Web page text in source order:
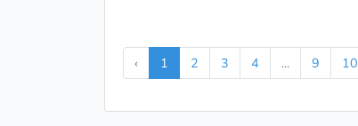
‹ 1 2 3 4 ... 9 10